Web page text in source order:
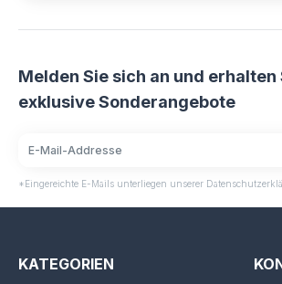
Melden Sie sich an und erhalten
exklusive Sonderangebote
*Eingereichte E-Mails unterliegen unserer
KATEGORIEN